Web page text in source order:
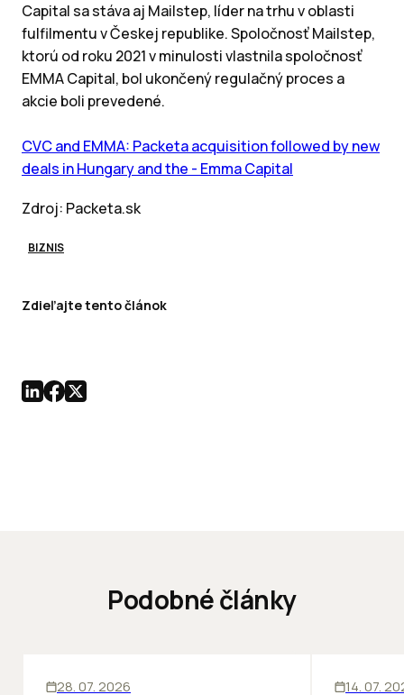
Capital sa stáva aj Mailstep, líder na trhu v oblasti
fulfilmentu v Českej republike. Spoločnosť Mailstep,
ktorú od roku 2021 v minulosti vlastnila spoločnosť
EMMA Capital, bol ukončený regulačný proces a
akcie boli prevedené.
CVC and EMMA: Packeta acquisition followed by new
deals in Hungary and the - Emma Capital
Zdroj: Packeta.sk
BIZNIS
Zdieľajte tento článok
Podobné články
28. 07. 2026 14. 07.